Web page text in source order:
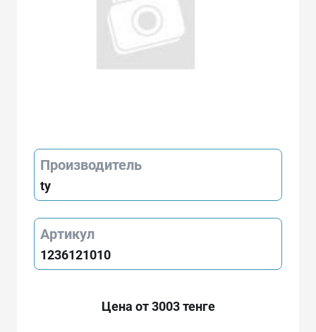
Производитель
ty
Артикул
1236121010
Цена от 3003 тенге